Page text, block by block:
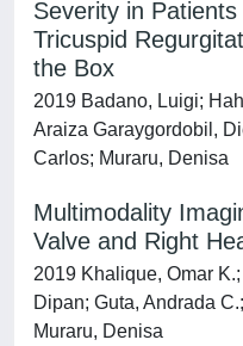
Severity in
Tricuspid
the Box
2019 Badano, Luigi;
Araiza Garaygordobil,
Carlos; Muraru, Denisa
Multimodality
Valve and Right
2019 Khalique, Omar
Dipan; Guta, Andrada
Muraru, Denisa